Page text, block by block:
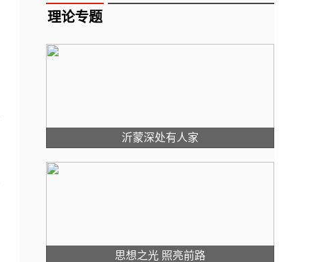
理论专题
沂蒙深处有人家
思想之光 照亮前路